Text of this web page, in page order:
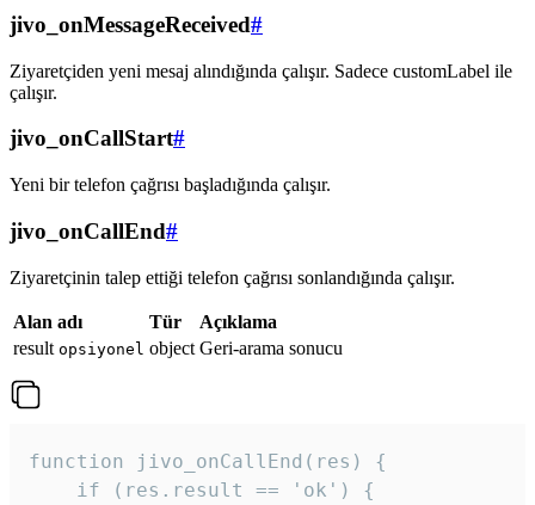
jivo_onMessageReceived#
Ziyaretçiden yeni mesaj alındığında çalışır. Sadece customLabel ile
çalışır.
jivo_onCallStart#
Yeni bir telefon çağrısı başladığında çalışır.
jivo_onCallEnd#
Ziyaretçinin talep ettiği telefon çağrısı sonlandığında çalışır.
Alan adı Tür
Açıklama
result opsiyonel object Geri-arama sonucu
function jivo_onCallEnd(res) {
    if (res.result == 'ok') {